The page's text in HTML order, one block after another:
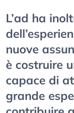
L’ad ha
nuove
è costruire
capace di
grande